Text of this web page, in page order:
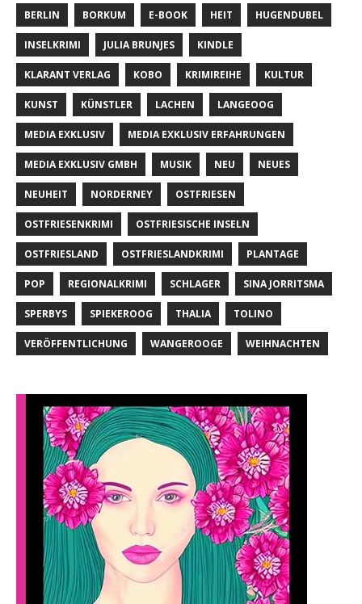
BERLIN BORKUM E-BOOK HEIT HUGENDUBEL
INSELKRIMI JULIA BRUNJES KINDLE
KLARANT VERLAG KOBO KRIMIREIHE KULTUR
KUNST KÜNSTLER LACHEN LANGEOOG
MEDIA EXKLUSIV MEDIA EXKLUSIV ERFAHRUNGEN
MEDIA EXKLUSIV GMBH MUSIK NEU NEUES
NEUHEIT NORDERNEY OSTFRIESEN
OSTFRIESENKRIMI OSTFRIESISCHE INSELN
OSTFRIESLAND OSTFRIESLANDKRIMI PLANTAGE
POP REGIONALKRIMI SCHLAGER SINA JORRITSMA
SPERBYS SPIEKEROOG THALIA TOLINO
VERÖFFENTLICHUNG WANGEROOGE WEIHNACHTEN